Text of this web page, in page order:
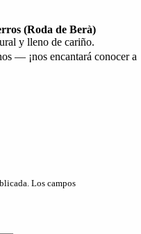
(Roda de Berà)
y lleno de cariño.
— ¡nos encantará conocer a
Los campos